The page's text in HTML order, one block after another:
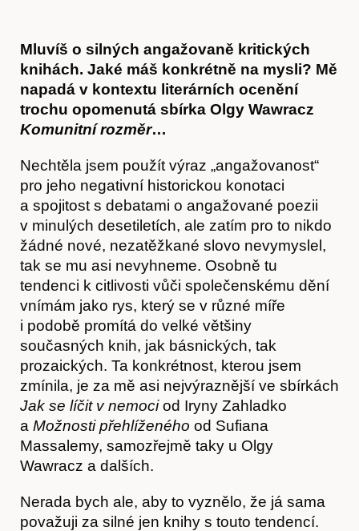
Mluvíš o silných angažovaně kritických
knihách. Jaké máš konkrétně na mysli? Mě
napadá v kontextu literárních ocenění
trochu opomenutá sbírka Olgy Wawracz
Komunitní rozměr…
Nechtěla jsem použít výraz „angažovanost“
pro jeho negativní historickou konotaci
a spojitost s debatami o angažované poezii
v minulých desetiletích, ale zatím pro to nikdo
žádné nové, nezatěžkané slovo nevymyslel,
tak se mu asi nevyhneme. Osobně tu
tendenci k citlivosti vůči společenskému dění
vnímám jako rys, který se v různé míře
i podobě promítá do velké většiny
současných knih, jak básnických, tak
prozaických. Ta konkrétnost, kterou jsem
zmínila, je za mě asi nejvýraznější ve sbírkách
Jak se líčit v nemociod Iryny Zahladko
a Možnosti přehlíženého od Sufiana
Massalemy, samozřejmě taky u Olgy
Wawracz a dalších.
Nerada bych ale, aby to vyznělo, že já sama
považuji za silné jen knihy s touto tendencí.